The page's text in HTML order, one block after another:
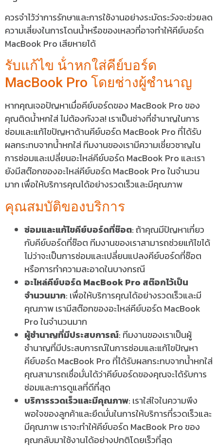
ควรจำไว้ว่าการรักษาและการใช้งานอย่างระมัดระวังจะช่วยลด
ความเสี่ยงในการโดนน้ำหรือของเหลวที่อาจทำให้คีย์บอร์ด
MacBook Pro เสียหายได้
รับแก้ไข น้ําหกใส่คีย์บอร์ด
MacBook Pro โดยช่างผู้ชำนาญ
หากคุณเจอปัญหาเมื่อคีย์บอร์ดของ MacBook Pro ของ
คุณติดน้ำหกใส่ ไม่ต้องกังวล! เราเป็นช่างที่ชำนาญในการ
ซ่อมและแก้ไขปัญหาด้านคีย์บอร์ด MacBook Pro ที่ได้รับ
ผลกระทบจากน้ำหกใส่ ทีมงานของเรามีความเชี่ยวชาญใน
การซ่อมและเปลี่ยนอะไหล่คีย์บอร์ด MacBook Pro และเรา
ยังมีสต๊อกของอะไหล่คีย์บอร์ด MacBook Pro ในจำนวน
มาก เพื่อให้บริการคุณได้อย่างรวดเร็วและมีคุณภาพ
คุณสมบัติของบริการ
ซ่อมและแก้ไขคีย์บอร์ดที่ช๊อต: ถ้าคุณมีปัญหาเกี่ยว
กับคีย์บอร์ดที่ช๊อต ทีมงานของเราสามารถช่วยแก้ไขได้
ไม่ว่าจะเป็นการซ่อมและเปลี่ยนแปลงคีย์บอร์ดที่ช๊อต
หรือการทำความสะอาดในบางกรณี
อะไหล่คีย์บอร์ด MacBook Pro สต๊อกไว้เป็น
จำนวนมาก: เพื่อให้บริการคุณได้อย่างรวดเร็วและมี
คุณภาพ เรามีสต๊อกของอะไหล่คีย์บอร์ด MacBook
Pro ในจำนวนมาก
ผู้ชำนาญที่มีประสบการณ์: ทีมงานของเราเป็นผู้
ชำนาญที่มีประสบการณ์ในการซ่อมและแก้ไขปัญหา
คีย์บอร์ด MacBook Pro ที่ได้รับผลกระทบจากน้ำหกใส่
คุณสามารถเชื่อมั่นได้ว่าคีย์บอร์ดของคุณจะได้รับการ
ซ่อมและการดูแลที่ดีที่สุด
บริการรวดเร็วและมีคุณภาพ: เราใส่ใจในความพึง
พอใจของลูกค้าและยึดมั่นในการให้บริการที่รวดเร็วและ
มีคุณภาพ เราจะทำให้คีย์บอร์ด MacBook Pro ของ
คุณกลับมาใช้งานได้อย่างปกติโดยเร็วที่สุด